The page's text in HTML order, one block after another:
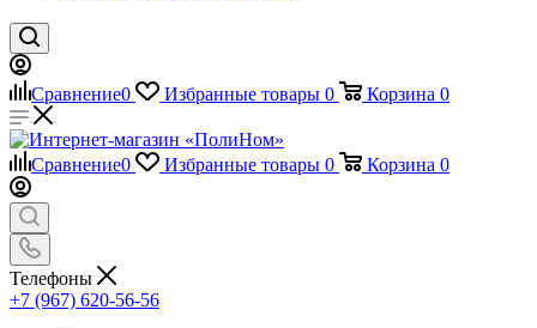
Сравнение0 Избранные товары 0 Корзина 0
Сравнение0 Избранные товары 0 Корзина 0
Телефоны
+7 (967) 620-56-56